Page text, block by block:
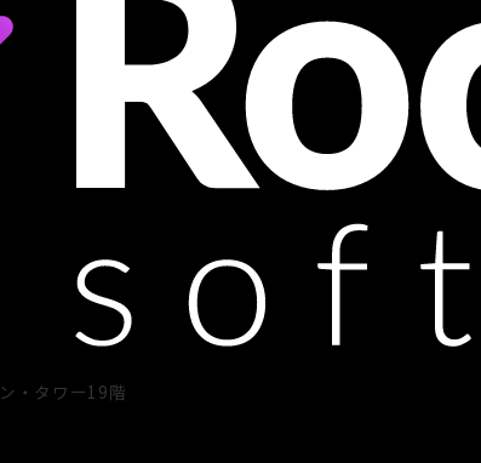
・タワー19階